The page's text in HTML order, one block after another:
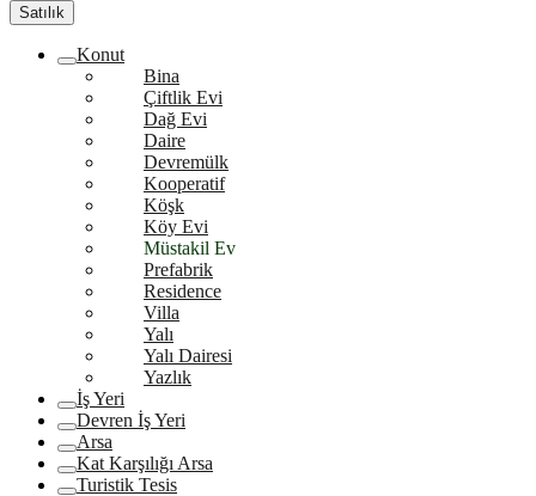
Satılık
Konut
Bina
Çiftlik Evi
Dağ Evi
Daire
Devremülk
Kooperatif
Köşk
Köy Evi
Müstakil Ev
Prefabrik
Residence
Villa
Yalı
Yalı Dairesi
Yazlık
İş Yeri
Devren İş Yeri
Arsa
Kat Karşılığı Arsa
Turistik Tesis